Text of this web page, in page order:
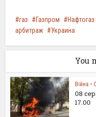
газ Газпром Нафтогаз
арбитраж
Украина
You
Війна •
08
17.00